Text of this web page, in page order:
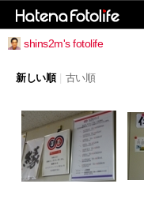
shins2m's fotolife
新しい順 古い順